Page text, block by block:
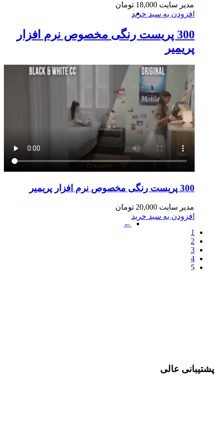
مدیر سایت 18,000 تومان
افزودن به سبد خرید
300 پریست رنگی مخصوص نرم افزار
پریمیر
300 پریست رنگی مخصوص نرم افزار پریمیر
مدیر سایت 20,000 تومان
افزودن به سبد خرید
←
1
2
3
4
5
پشتیبانی عالی